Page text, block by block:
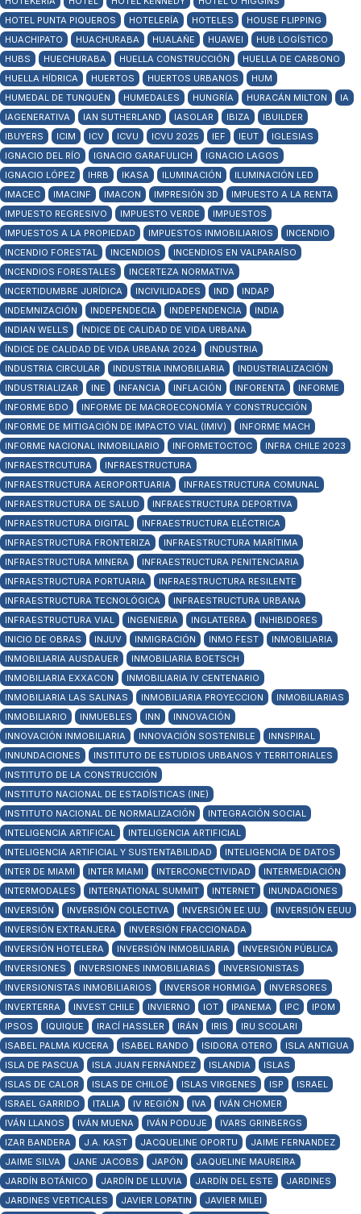
HOTEL PUNTA PIQUEROS
HOTELERÍA HOTELES
HOUSE FLIPPING
HUACHIPATO
HUACHURABA HUALAÑE HUAWEI
HUB LOGÍSTICO
HUBS
HUECHURABA HUELLA CONSTRUCCIÓN
HUELLA DE CARBONO
HUELLA HÍDRICA
HUERTOS HUERTOS URBANOS
HUM
HUMEDAL DE TUNQUÉN
HUMEDALES HUNGRÍA HURACÁN MILTON
IA
IAGENERATIVA
IAN SUTHERLAND IASOLAR IBIZA
IBUILDER
IBUYERS
ICIM ICV ICVU ICVU 2025 IEF IEUT
IGLESIAS
IGNACIO DEL RÍO
IGNACIO GARAFULICH
IGNACIO LAGOS
IGNACIO LÓPEZ
IHRB IKASA ILUMINACIÓN
ILUMINACIÓN LED
IMACEC
IMACINF IMACON IMPRESIÓN 3D
IMPUESTO A LA RENTA
IMPUESTO REGRESIVO
IMPUESTO VERDE
IMPUESTOS
IMPUESTOS A LA PROPIEDAD
IMPUESTOS INMOBILIARIOS
INCENDIO
INCENDIO FORESTAL
INCENDIOS
INCENDIOS EN VALPARAÍSO
INCENDIOS FORESTALES
INCERTEZA NORMATIVA
INCERTIDUMBRE JURÍDICA
INCIVILIDADES IND
INDAP
INDEMNIZACIÓN
INDEPENDECIA INDEPENDENCIA
INDIA
INDIAN WELLS
ÍNDICE DE CALIDAD DE VIDA URBANA
ÍNDICE DE CALIDAD DE VIDA URBANA 2024
INDUSTRIA
INDUSTRIA CIRCULAR
INDUSTRIA INMOBILIARIA
INDUSTRIALIZACIÓN
INDUSTRIALIZAR
INE INFANCIA INFLACIÓN INFORENTA
INFORME
INFORME BDO
INFORME DE MACROECONOMÍA Y CONSTRUCCIÓN
INFORME DE MITIGACIÓN DE IMPACTO VIAL (IMIV)
INFORME MACH
INFORME NACIONAL INMOBILIARIO
INFORMETOCTOC
INFRA CHILE 2023
INFRAESTRCUTURA
INFRAESTRUCTURA
INFRAESTRUCTURA AEROPORTUARIA
INFRAESTRUCTURA COMUNAL
INFRAESTRUCTURA DE SALUD
INFRAESTRUCTURA DEPORTIVA
INFRAESTRUCTURA DIGITAL
INFRAESTRUCTURA ELÉCTRICA
INFRAESTRUCTURA FRONTERIZA
INFRAESTRUCTURA MARÍTIMA
INFRAESTRUCTURA MINERA
INFRAESTRUCTURA PENITENCIARIA
INFRAESTRUCTURA PORTUARIA
INFRAESTRUCTURA RESILENTE
INFRAESTRUCTURA TECNOLÓGICA
INFRAESTRUCTURA URBANA
INFRAESTRUCTURA VIAL
INGENIERIA INGLATERRA
INHIBIDORES
INICIO DE OBRAS
INJUV INMIGRACIÓN INMO FEST
INMOBILIARIA
INMOBILIARIA AUSDAUER
INMOBILIARIA BOETSCH
INMOBILIARIA EXXACON
INMOBILIARIA IV CENTENARIO
INMOBILIARIA LAS SALINAS
INMOBILIARIA PROYECCION
INMOBILIARIAS
INMOBILIARIO
INMUEBLES INN
INNOVACIÓN
INNOVACIÓN INMOBILIARIA
INNOVACIÓN SOSTENIBLE
INNSPIRAL
INNUNDACIONES
INSTITUTO DE ESTUDIOS URBANOS Y TERRITORIALES
INSTITUTO DE LA CONSTRUCCIÓN
INSTITUTO NACIONAL DE ESTADÍSTICAS (INE)
INSTITUTO NACIONAL DE NORMALIZACIÓN
INTEGRACIÓN SOCIAL
INTELIGENCIA ARTIFICAL
INTELIGENCIA ARTIFICIAL
INTELIGENCIA ARTIFICIAL Y SUSTENTABILIDAD
INTELIGENCIA DE DATOS
INTER DE MIAMI
INTER MIAMI INTERCONECTIVIDAD
INTERMEDIACIÓN
INTERMODALES
INTERNATIONAL SUMMIT INTERNET
INUNDACIONES
INVERSIÓN
INVERSIÓN COLECTIVA INVERSIÓN EE.UU.
INVERSIÓN EEUU
INVERSIÓN EXTRANJERA
INVERSIÓN FRACCIONADA
INVERSIÓN HOTELERA
INVERSIÓN INMOBILIARIA
INVERSIÓN PÚBLICA
INVERSIONES
INVERSIONES INMOBILIARIAS
INVERSIONISTAS
INVERSIONISTAS INMOBILIARIOS
INVERSOR HORMIGA
INVERSORES
INVERTERRA
INVEST CHILE INVIERNO IOT IPANEMA IPC
IPOM
IPSOS
IQUIQUE IRACÍ HASSLER IRÁN IRIS
IRU SCOLARI
ISABEL PALMA KUCERA
ISABEL RANDO ISIDORA OTERO
ISLA ANTIGUA
ISLA DE PASCUA
ISLA JUAN FERNÁNDEZ ISLANDIA
ISLAS
ISLAS DE CALOR
ISLAS DE CHILOÉ ISLAS VIRGENES ISP
ISRAEL
ISRAEL GARRIDO
ITALIA IV REGIÓN IVA
IVÁN CHOMER
IVÁN LLANOS
IVÁN MUENA IVÁN PODUJE
IVARS GRINBERGS
IZAR BANDERA
J.A. KAST JACQUELINE OPORTU
JAIME FERNANDEZ
JAIME SILVA
JANE JACOBS JAPÓN
JAQUELINE MAUREIRA
JARDÍN BOTÁNICO
JARDÍN DE LLUVIA JARDÍN DEL ESTE
JARDINES
JARDINES VERTICALES
JAVIER LOPATIN JAVIER MILEI